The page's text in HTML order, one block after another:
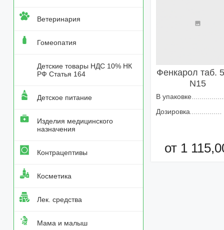
Ветеринария
Гомеопатия
Детские товары НДС 10% НК
РФ Статья 164
Детское питание
Изделия медицинского
назначения
Контрацептивы
Косметика
Лек. средства
Мама и малыш
Фенкарол таб.
N15
В упаковке
Дозировка
от 1